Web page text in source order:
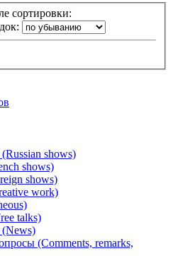
сортировки:
shows)
shows)
shows)
work)
talks)
(Comments, remarks,